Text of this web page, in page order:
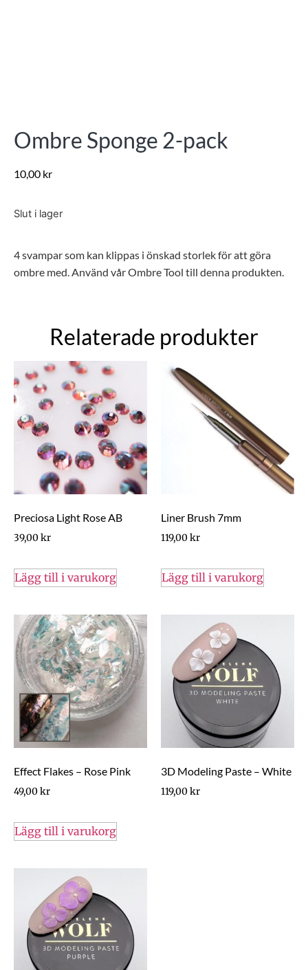
Ombre Sponge 2-pack
10,00 kr
Slut i lager
4 svampar som kan klippas i önskad storlek för att göra
ombre med. Använd vår Ombre Tool till denna produkten.
Relaterade produkter
Preciosa Light Rose AB
39,00kr
Lägg till i varukorg
Liner Brush 7mm
119,00kr
Lägg till i varukorg
Effect Flakes – Rose Pink
49,00kr
Lägg till i varukorg
3D Modeling Paste – White
119,00kr